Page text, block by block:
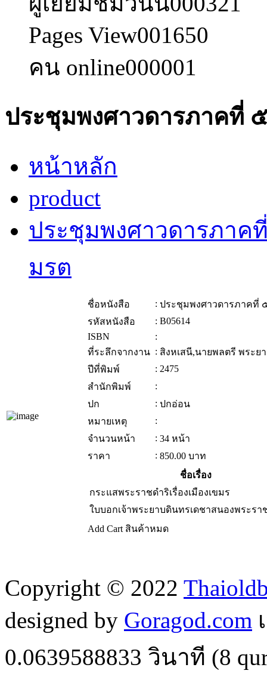
Pages View001650
คน online000001
ประชุมพงศาวดารภาคที่
หน้าหลัก
product
ประชุมพงศาวดารภาค
มรต
ชื่อหนังสือ : ประชุมพงศาวดารภาคที่
รหัสหนังสือ
: B05614
ISBN
:
ที่ระลึกจากงาน : สิงหเสนี,นายพลตรี พระย
ปีที่พิมพ์
: 2475
สำนักพิมพ์
:
ปก
: ปกอ่อน
หมายเหตุ
:
จำนวนหน้า
: 34 หน้า
ราคา
: 850.00 บาท
ชื่อเรื่อง
กระแสพระราชดำริเรื่องเมืองเขมร
ใบบอกเจ้าพระยาบดินทรเดชาสนองพระรา
Add Cart สินค้าหมด
Copyright © 2022
designed by Goragod.com
0.0639588833 วินาที (8